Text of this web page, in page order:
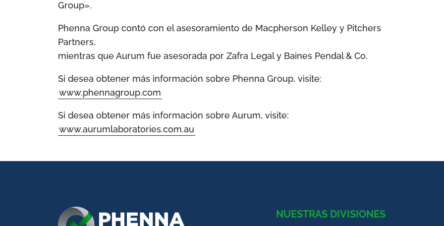
Group».
Phenna Group contó con el asesoramiento de Macpherson Kelley y Pitchers
Partners,
mientras que Aurum fue asesorada por Zafra Legal y Baines Pendal & Co.
Si desea obtener más información sobre Phenna Group, visite:
www.phennagroup.com
Si desea obtener más información sobre Aurum, visite:
www.aurumlaboratories.com.au
NUESTRAS DIVISIONES